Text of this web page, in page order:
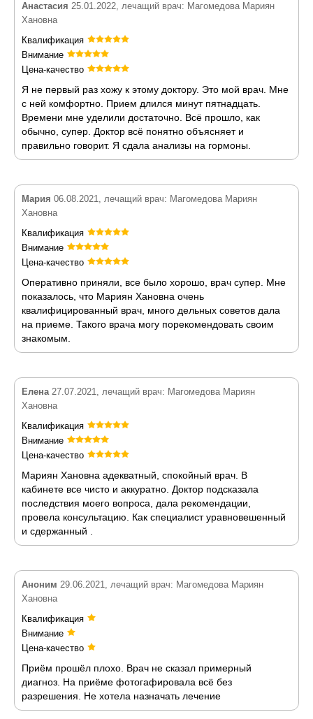
Анастасия 25.01.2022, лечащий врач: Магомедова Мариян
Хановна
Квалификация
Внимание
Цена-качество
Я не первый раз хожу к этому доктору. Это мой врач. Мне
с ней комфортно. Прием длился минут пятнадцать.
Времени мне уделили достаточно. Всё прошло, как
обычно, супер. Доктор всё понятно объясняет и
правильно говорит. Я сдала анализы на гормоны.
Мария 06.08.2021, лечащий врач: Магомедова Мариян
Хановна
Квалификация
Внимание
Цена-качество
Оперативно приняли, все было хорошо, врач супер. Мне
показалось, что Мариян Хановна очень
квалифицированный врач, много дельных советов дала
на приеме. Такого врача могу порекомендовать своим
знакомым.
Елена27.07.2021, лечащий врач: Магомедова Мариян
Хановна
Квалификация
Внимание
Цена-качество
Мариян Хановна адекватный, спокойный врач. В
кабинете все чисто и аккуратно. Доктор подсказала
последствия моего вопроса, дала рекомендации,
провела консультацию. Как специалист уравновешенный
и сдержанный .
Аноним 29.06.2021, лечащий врач: Магомедова Мариян
Хановна
Квалификация
Внимание
Цена-качество
Приём прошёл плохо. Врач не сказал примерный
диагноз. На приёме фотогафировала всё без
разрешения. Не хотела назначать лечение